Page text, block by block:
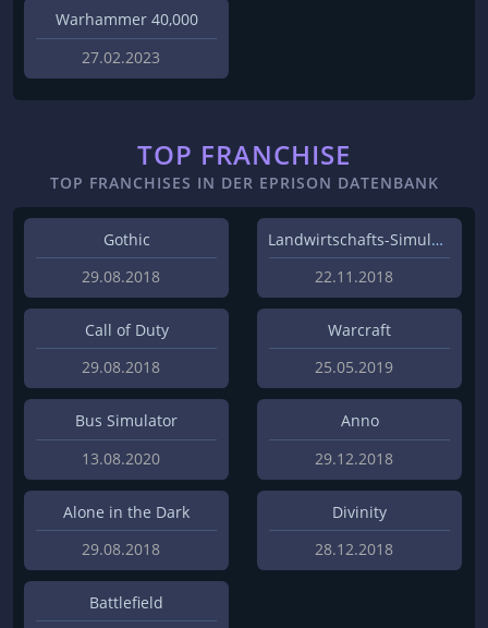
Warhammer 40,000
27.02.2023
TOP FRANCHISE
TOP FRANCHISES IN DER EPRISON DATENBANK
Gothic
29.08.2018
Landwirtschafts-Simulator
22.11.2018
Call of Duty
29.08.2018
Warcraft
25.05.2019
Bus Simulator
13.08.2020
Anno
29.12.2018
Alone in the Dark
29.08.2018
Divinity
28.12.2018
Battlefield